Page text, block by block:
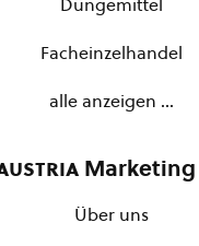
Facheinzelhandel
alle anzeigen …
Marketing
Über uns